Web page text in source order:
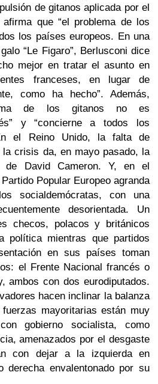
de gitanos aplicada por el
que “el problema de los
los países europeos. En una
“Le Figaro”, Berlusconi dice
mejor en tratar el asunto en
franceses, en lugar de
como ha hecho”. Además,
de los gitanos no es
y “concierne a todos los
el Reino Unido, la falta de
crisis da, en mayo pasado, la
de David Cameron. Y, en el
Popular Europeo agranda
socialdemócratas, con una
desorientada. Un
checos, polacos y británicos
política mientras que partidos
en sus países toman
el Frente Nacional francés o
ambos con dos eurodiputados.
hacen inclinar la balanza
mayoritarias están muy
gobierno socialista, como
amenazados por el desgaste
con dejar a la izquierda en
derecha envalentonado por su